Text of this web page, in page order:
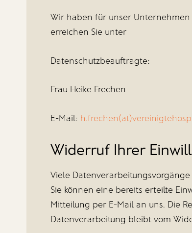
Wir haben für unser
erreichen Sie unter
Datenschutzbeauftragte:
Frau Heike Frechen
E-Mail:
Widerruf Ihrer
Viele
Sie können eine bereits erteilte
Mitteilung per E-Mail an uns. Die
Datenverarbeitung bleibt vom